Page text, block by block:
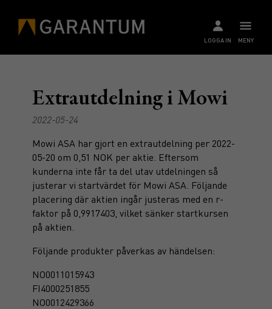
MENY
LOGGA IN
Extrautdelning i Mowi
2022-05-24
Mowi ASA har gjort en extrautdelning per 2022-
05-20 om 0,51 NOK per aktie. Eftersom
kunderna inte får ta del utav utdelningen så
justerar vi startvärdet för Mowi ASA. Följande
placering där aktien ingår justeras med en r-
faktor på 0,9917403, vilket sänker startkursen
på aktien.
Följande produkter påverkas av händelsen:
NO0011015943
FI4000251855
NO0012429366